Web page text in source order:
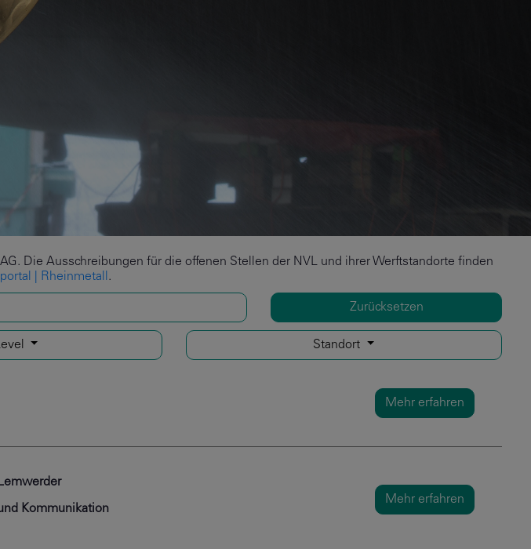
Die Ausschreibungen für die offenen Stellen der NVL und ihrer Werftstandorte finden
| Rheinmetall .
Zurücksetzen
Standort
Mehr erfahren
Kommunikation
Mehr erfahren